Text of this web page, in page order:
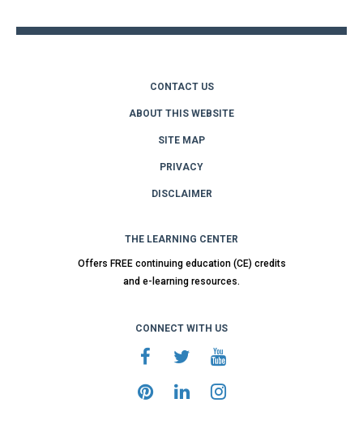
CONTACT US
ABOUT THIS WEBSITE
SITE MAP
PRIVACY
DISCLAIMER
THE LEARNING CENTER
Offers FREE continuing education (CE) credits
and e-learning resources.
CONNECT WITH US